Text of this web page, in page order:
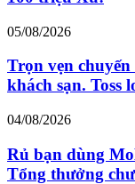
05/08/2026
Trọn vẹn
khách sạn. Toss
04/08/2026
Rủ bạn dùng
Tổng thưởng